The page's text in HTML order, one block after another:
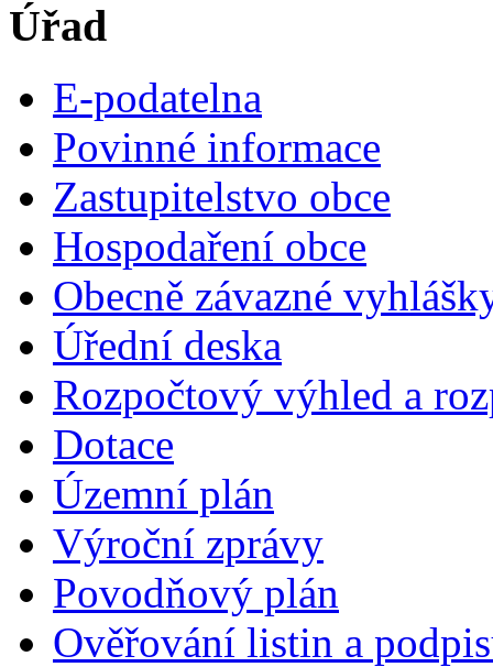
Úřad
E-podatelna
Povinné informace
Zastupitelstvo obce
Hospodaření obce
Obecně závazné
Úřední deska
Rozpočtový výhled a
Dotace
Územní plán
Výroční zprávy
Povodňový plán
Ověřování listin a